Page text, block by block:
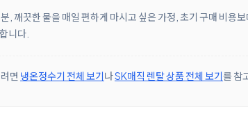
, 깨끗한 물을 매일 편하게 마시고 싶은 가정, 초기 구매 비용
니다.
면 냉온정수기 전체 보기나SK매직 렌탈 상품 전체 보기를 참